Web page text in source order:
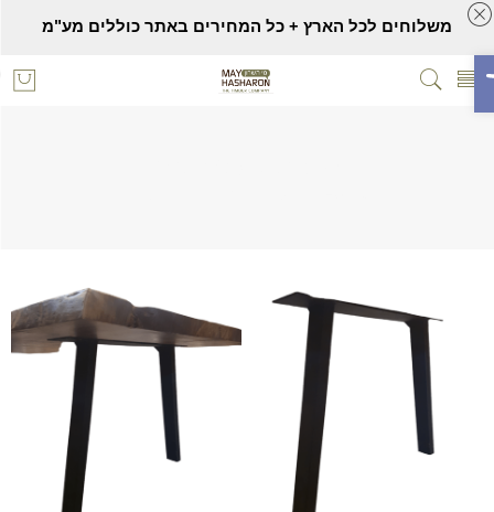
סרגל נגישות
משלוחים לכל הארץ + כל המחירים באתר כוללים מע"מ